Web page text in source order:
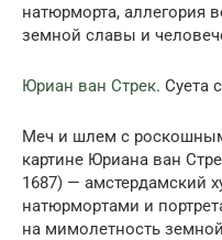
натюрморта, аллегория
земной славы и
Юриан ван Стрек. Суета
Меч и шлем с
картине Юриана ван
1687) — амстердам­ский
натюрмор­тами и
на мимолетность